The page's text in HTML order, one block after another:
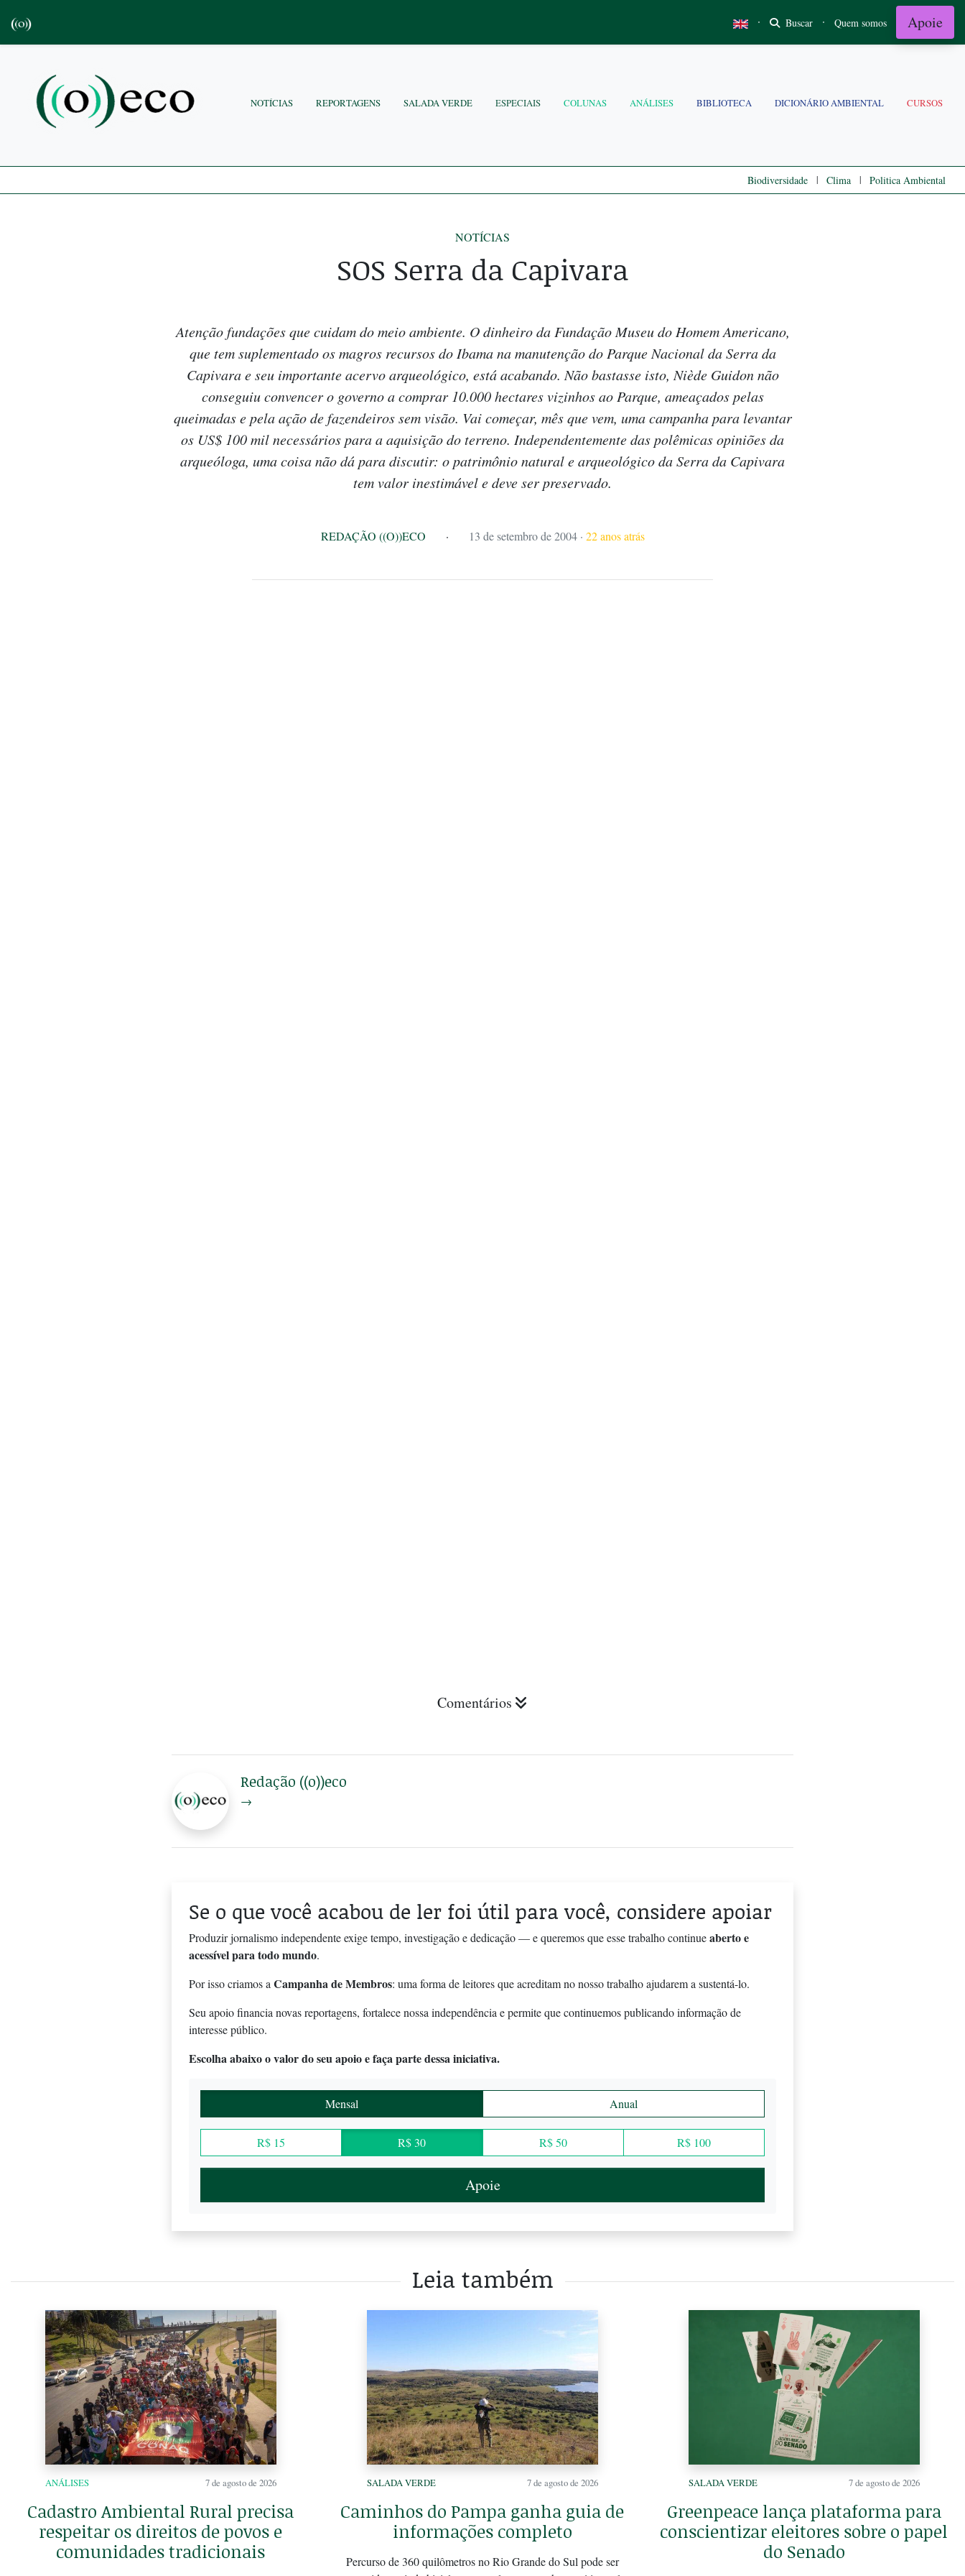
· Buscar · Quem somos Apoie
NOTÍCIAS REPORTAGENS SALADA VERDE ESPECIAIS COLUNAS ANÁLISES BIBLIOTECA DICIONÁRIO AMBIENTAL CURSOS
Biodiversidade | Clima | Politica Ambiental
NOTÍCIAS
SOS Serra da Capivara
Atenção fundações que cuidam do meio ambiente. O dinheiro da Fundação Museu do Homem Americano,
que tem suplementado os magros recursos do Ibama na manutenção do Parque Nacional da Serra da
Capivara e seu importante acervo arqueológico, está acabando. Não bastasse isto, Niède Guidon não
conseguiu convencer o governo a comprar 10.000 hectares vizinhos ao Parque, ameaçados pelas
queimadas e pela ação de fazendeiros sem visão. Vai começar, mês que vem, uma campanha para levantar
os US$ 100 mil necessários para a aquisição do terreno. Independentemente das polêmicas opiniões da
arqueóloga, uma coisa não dá para discutir: o patrimônio natural e arqueológico da Serra da Capivara
tem valor inestimável e deve ser preservado.
REDAÇÃO ((O))ECO · 13 de setembro de 2004 · 22 anos atrás
Comentários
Redação ((o))eco
→
Se o que você acabou de ler foi útil para você, considere apoiar
Produzir jornalismo independente exige tempo, investigação e dedicação — e queremos que esse trabalho continueaberto e
acessível para todo mundo.
Por isso criamos a Campanha de Membros: uma forma de leitores que acreditam no nosso trabalho ajudarem a sustentá-lo.
Seu apoio financia novas reportagens, fortalece nossa independência e permite que continuemos publicando informação de
interesse público.
Escolha abaixo o valor do seu apoio e faça parte dessa iniciativa.
Mensal Anual
R$ 15 R$ 30 R$ 50 R$ 100
Apoie
Leia também
ANÁLISES 7 de agosto de 2026
Cadastro Ambiental Rural precisa
respeitar os direitos de povos e
comunidades tradicionais
SALADA VERDE 7 de agosto de 2026
Caminhos do Pampa ganha guia de
informações completo
Percurso de 360 quilômetros no Rio Grande do Sul pode ser
SALADA VERDE 7 de agosto de 2026
Greenpeace lança plataforma para
conscientizar eleitores sobre o papel
do Senado